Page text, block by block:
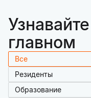
главном
Все
Резиденты
Образование